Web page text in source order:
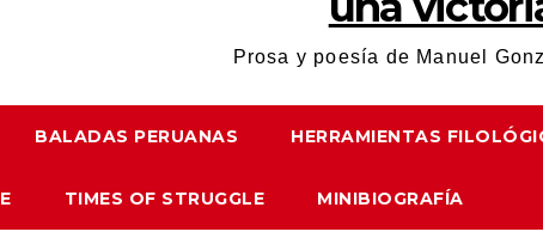
Prosa y poesía de Manuel
BALADAS PERUANAS HERRAMIENTAS
TIMES OF STRUGGLE MINIBIOGRAFÍA